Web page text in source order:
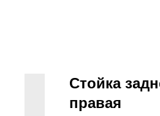
Стойка
правая